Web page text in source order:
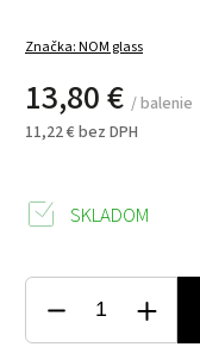
Značka:NOM glass
13,80 € / balenie
11,22 € bez DPH
SKLADOM